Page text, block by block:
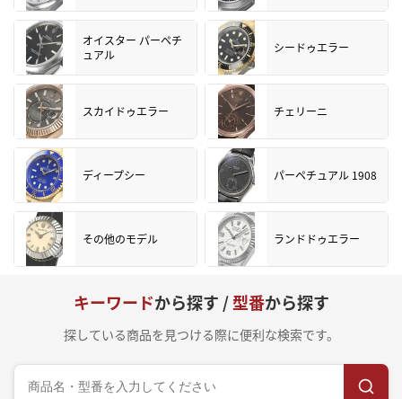
オイスター パーペチ
ュアル
シードゥエラー
スカイドゥエラー チェリーニ
ディープシー パーペチュアル 1908
その他のモデル ランドドゥエラー
キーワードから探す /型番から探す
探している商品を見つける際に便利な検索です。